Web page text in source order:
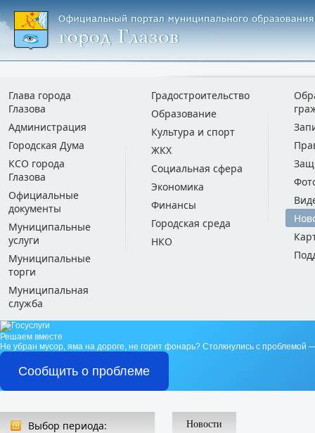
Глава города
Глазова
Администрация
Городская Дума
КСО города
Глазова
Официальные
документы
Муниципальные
услуги
Муниципальные
торги
Муниципальная
служба
Градостроительство
Образование
Культура и спорт
ЖКХ
Социальная сфера
Экономика
Финансы
Городская среда
НКО
Решаем вместе
Не убран мусор, яма на дороге, не горит фонарь? Столкнулись с проблемой
Сообщить о проблеме
Выбор периода: Новости